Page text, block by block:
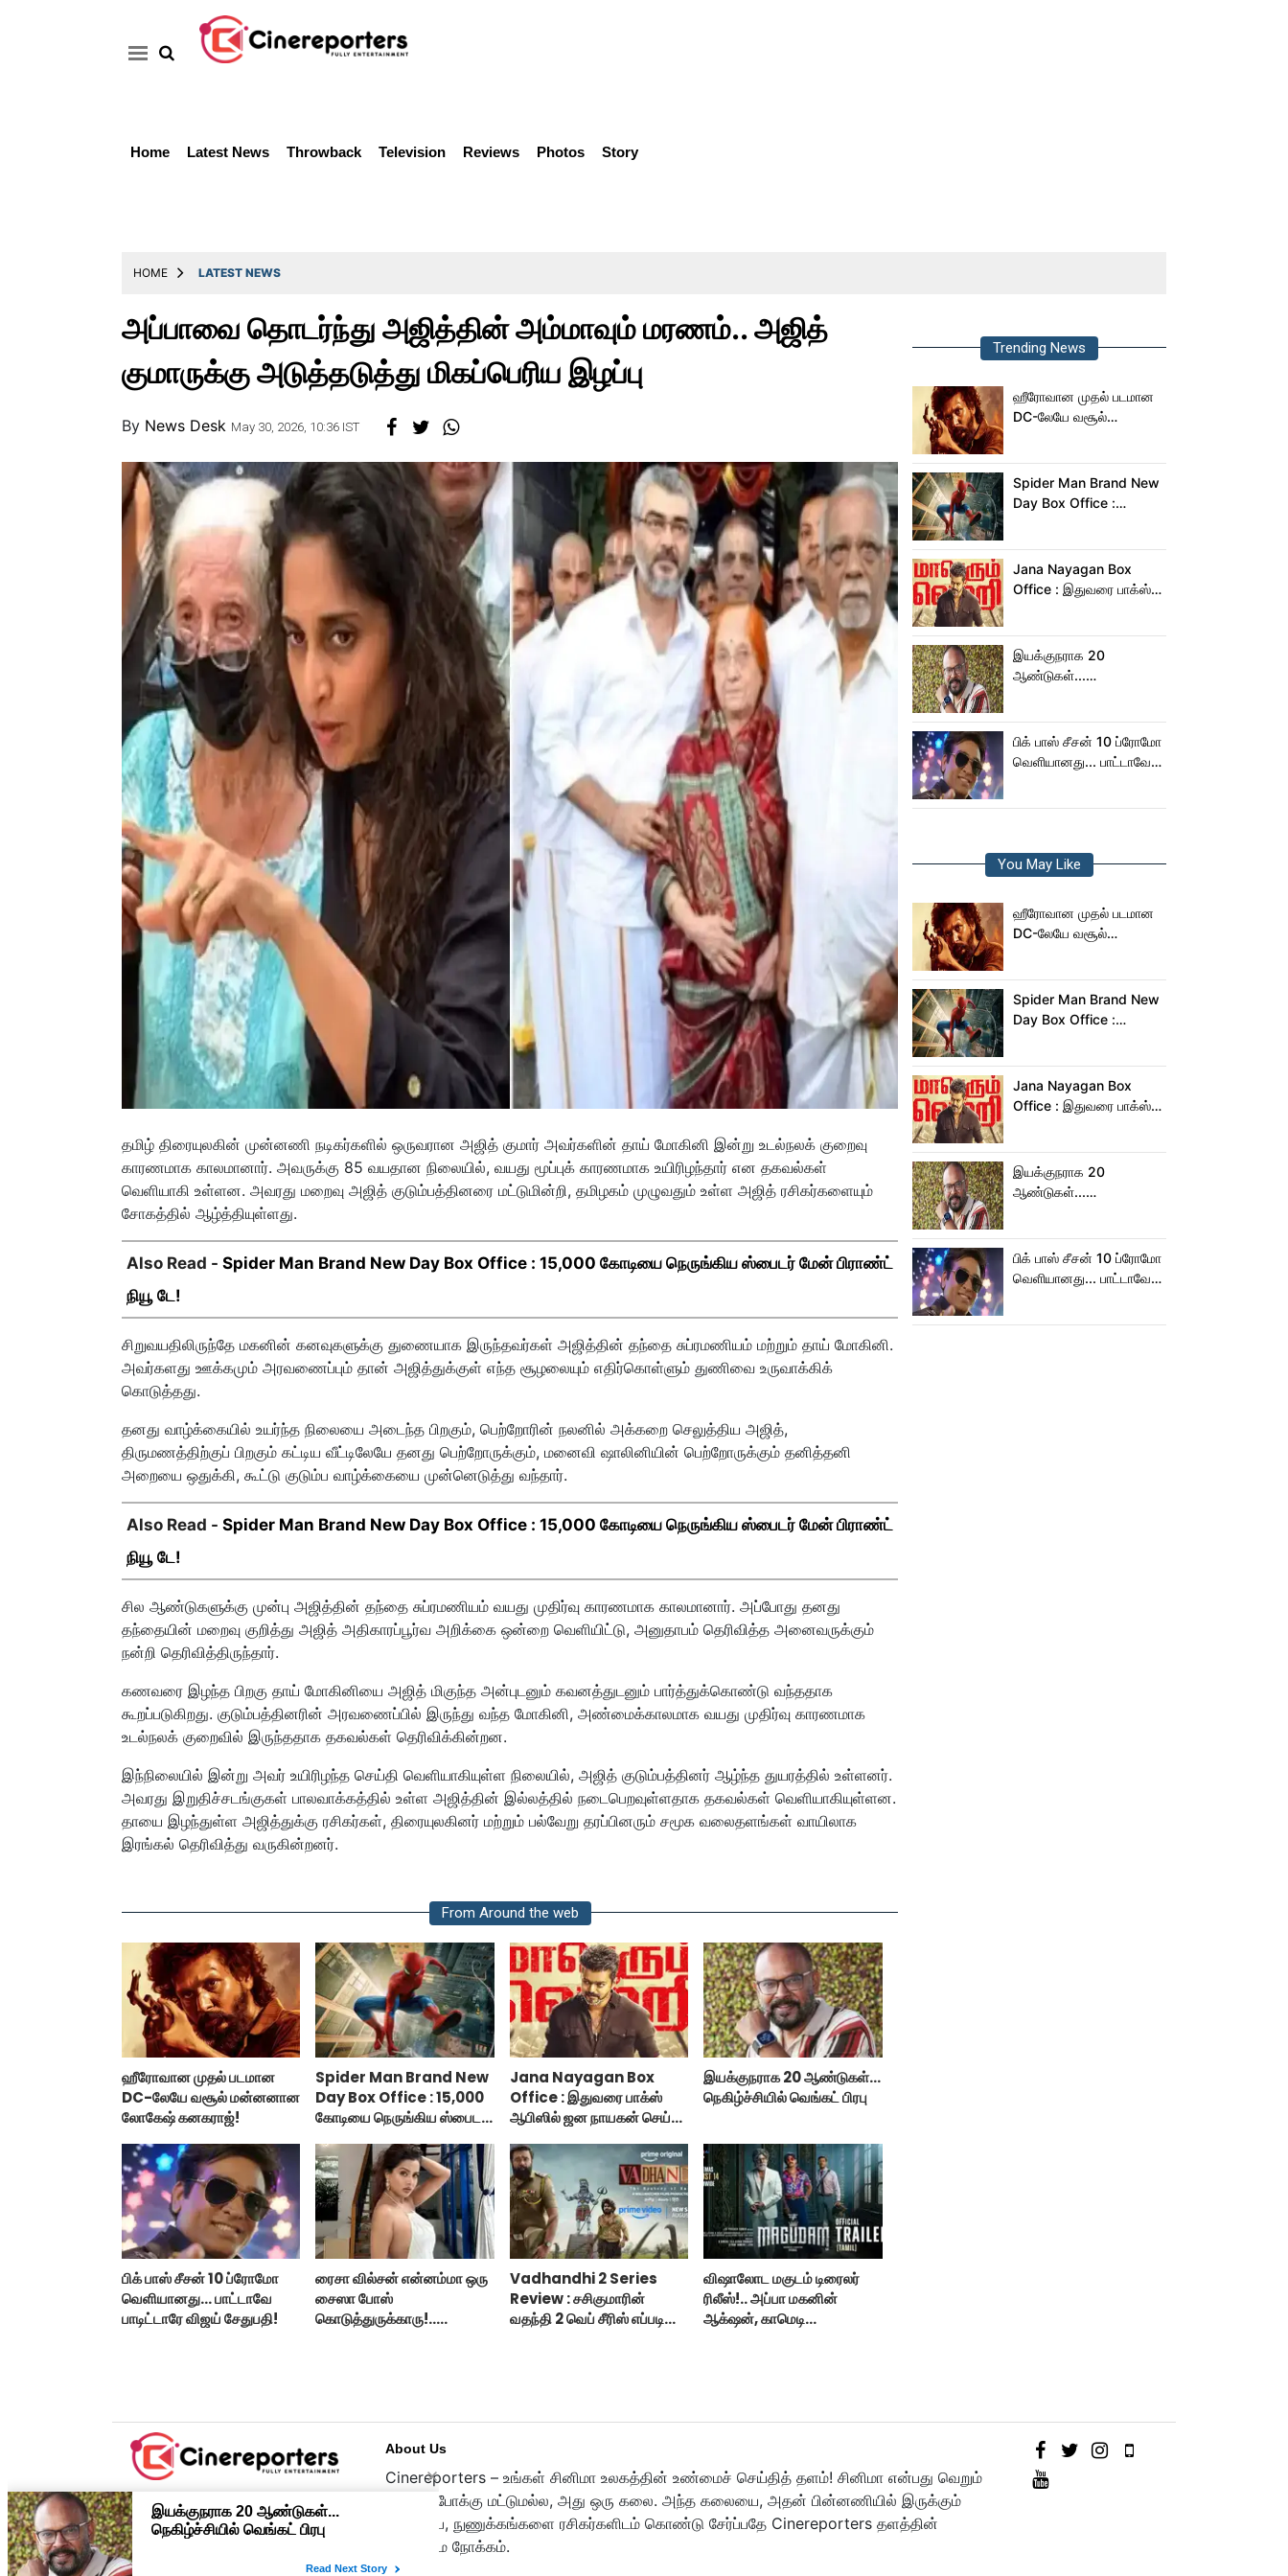
Home Latest News Throwback Television Reviews Photos Story
HOME LATEST NEWS
அப்பாவை தொடர்ந்து அஜித்தின் அம்மாவும் மரணம்.. அஜித்
குமாருக்கு அடுத்தடுத்து மிகப்பெரிய இழப்பு
By News Desk May 30, 2026, 10:36 IST
தமிழ் திரையுலகின் முன்னணி நடிகர்களில் ஒருவரான அஜித் குமார் அவர்களின் தாய் மோகினி இன்று உடல்நலக் குறைவு
காரணமாக காலமானார். அவருக்கு 85 வயதான நிலையில், வயது மூப்புக் காரணமாக உயிரிழந்தார் என தகவல்கள்
வெளியாகி உள்ளன. அவரது மறைவு அஜித் குடும்பத்தினரை மட்டுமின்றி, தமிழகம் முழுவதும் உள்ள அஜித் ரசிகர்களையும்
சோகத்தில் ஆழ்த்தியுள்ளது.
Also Read - Spider Man Brand New Day Box Office : 15,000 கோடியை நெருங்கிய ஸ்பைடர் மேன் பிராண்ட்
நியூ டே!
சிறுவயதிலிருந்தே மகனின் கனவுகளுக்கு துணையாக இருந்தவர்கள் அஜித்தின் தந்தை சுப்ரமணியம் மற்றும் தாய் மோகினி.
அவர்களது ஊக்கமும் அரவணைப்பும் தான் அஜித்துக்குள் எந்த சூழலையும் எதிர்கொள்ளும் துணிவை உருவாக்கிக்
கொடுத்தது.
தனது வாழ்க்கையில் உயர்ந்த நிலையை அடைந்த பிறகும், பெற்றோரின் நலனில் அக்கறை செலுத்திய அஜித்,
திருமணத்திற்குப் பிறகும் கட்டிய வீட்டிலேயே தனது பெற்றோருக்கும், மனைவி ஷாலினியின் பெற்றோருக்கும் தனித்தனி
அறையை ஒதுக்கி, கூட்டு குடும்ப வாழ்க்கையை முன்னெடுத்து வந்தார்.
Also Read - Spider Man Brand New Day Box Office : 15,000 கோடியை நெருங்கிய ஸ்பைடர் மேன் பிராண்ட்
நியூ டே!
சில ஆண்டுகளுக்கு முன்பு அஜித்தின் தந்தை சுப்ரமணியம் வயது முதிர்வு காரணமாக காலமானார். அப்போது தனது
தந்தையின் மறைவு குறித்து அஜித் அதிகாரப்பூர்வ அறிக்கை ஒன்றை வெளியிட்டு, அனுதாபம் தெரிவித்த அனைவருக்கும்
நன்றி தெரிவித்திருந்தார்.
கணவரை இழந்த பிறகு தாய் மோகினியை அஜித் மிகுந்த அன்புடனும் கவனத்துடனும் பார்த்துக்கொண்டு வந்ததாக
கூறப்படுகிறது. குடும்பத்தினரின் அரவணைப்பில் இருந்து வந்த மோகினி, அண்மைக்காலமாக வயது முதிர்வு காரணமாக
உடல்நலக் குறைவில் இருந்ததாக தகவல்கள் தெரிவிக்கின்றன.
இந்நிலையில் இன்று அவர் உயிரிழந்த செய்தி வெளியாகியுள்ள நிலையில், அஜித் குடும்பத்தினர் ஆழ்ந்த துயரத்தில் உள்ளனர்.
அவரது இறுதிச்சடங்குகள் பாலவாக்கத்தில் உள்ள அஜித்தின் இல்லத்தில் நடைபெறவுள்ளதாக தகவல்கள் வெளியாகியுள்ளன.
தாயை இழந்துள்ள அஜித்துக்கு ரசிகர்கள், திரையுலகினர் மற்றும் பல்வேறு தரப்பினரும் சமூக வலைதளங்கள் வாயிலாக
இரங்கல் தெரிவித்து வருகின்றனர்.
From Around the web
ஹீரோவான முதல் படமான
DC-லேயே வசூல் மன்னனான
லோகேஷ் கனகராஜ்!
Spider Man Brand New
Day Box Office : 15,000
கோடியை நெருங்கிய ஸ்பைடர்
Jana Nayagan Box
Office : இதுவரை பாக்ஸ்
ஆபிஸில் ஜன நாயகன் செய்த
இயக்குநராக 20 ஆண்டுகள்...
நெகிழ்ச்சியில் வெங்கட் பிரபு
பிக் பாஸ் சீசன் 10 ப்ரோமோ
வெளியானது... பாட்டாவே
பாடிட்டாரே விஜய் சேதுபதி!
ரைசா வில்சன் என்னம்மா ஒரு
சைஸா போஸ்
கொடுத்துருக்காரு!..
Vadhandhi 2 Series
Review : சசிகுமாரின்
வதந்தி 2 வெப் சீரிஸ் எப்படி
விஷாலோட மகுடம் டிரைலர்
ரிலீஸ்!.. அப்பா மகனின்
ஆக்‌ஷன், காமெடி
Trending News
ஹீரோவான முதல் படமான
DC-லேயே வசூல்
Spider Man Brand New
Day Box Office :
பிராண்ட் நியூ டே!
Jana Nayagan Box
Office : இதுவரை பாக்ஸ்
இயக்குநராக 20
ஆண்டுகள்...
பிக் பாஸ் சீசன் 10 ப்ரோமோ
வெளியானது... பாட்டாவே
You May Like
ஹீரோவான முதல் படமான
DC-லேயே வசூல்
Spider Man Brand New
Day Box Office :
பிராண்ட் நியூ டே!
Jana Nayagan Box
Office : இதுவரை பாக்ஸ்
இயக்குநராக 20
ஆண்டுகள்...
பிக் பாஸ் சீசன் 10 ப்ரோமோ
வெளியானது... பாட்டாவே
About Us
Cinereporters – உங்கள் சினிமா உலகத்தின் உண்மைச் செய்தித் தளம்! சினிமா என்பது வெறும்
பொழுதுபோக்கு மட்டுமல்ல, அது ஒரு கலை. அந்த கலையை, அதன் பின்னணியில் இருக்கும்
உழைப்பை, நுணுக்கங்களை ரசிகர்களிடம் கொண்டு சேர்ப்பதே Cinereporters தளத்தின்
முதன்மை நோக்கம்.